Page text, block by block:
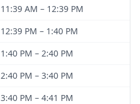
11:39 AM – 12:39 PM
12:39 PM – 1:40 PM
1:40 PM – 2:40 PM
2:40 PM – 3:40 PM
3:40 PM – 4:41 PM